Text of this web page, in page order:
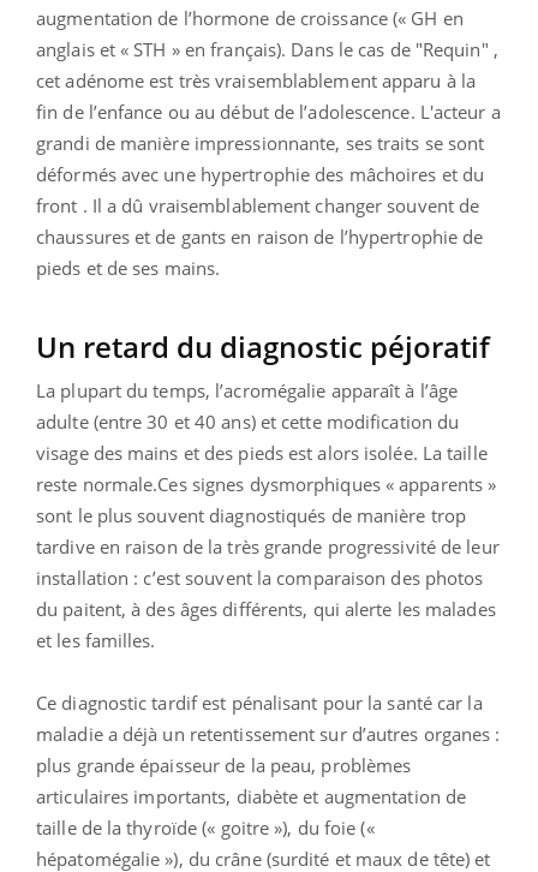
augmentation de l’hormone de croissance (« GH en
anglais et « STH » en français). Dans le cas de "Requin" ,
cet adénome est très vraisemblablement apparu à la
fin de l’enfance ou au début de l’adolescence. L'acteur a
grandi de manière impressionnante, ses traits se sont
déformés avec une hypertrophie des mâchoires et du
front . Il a dû vraisemblablement changer souvent de
chaussures et de gants en raison de l’hypertrophie de
pieds et de ses mains.
Un retard du diagnostic péjoratif
La plupart du temps, l’acromégalie apparaît à l’âge
adulte (entre 30 et 40 ans) et cette modification du
visage des mains et des pieds est alors isolée. La taille
reste normale.Ces signes dysmorphiques « apparents »
sont le plus souvent diagnostiqués de manière trop
tardive en raison de la très grande progressivité de leur
installation : c’est souvent la comparaison des photos
du paitent, à des âges différents, qui alerte les malades
et les familles.
Ce diagnostic tardif est pénalisant pour la santé car la
maladie a déjà un retentissement sur d’autres organes :
plus grande épaisseur de la peau, problèmes
articulaires importants, diabète et augmentation de
taille de la thyroïde (« goitre »), du foie («
hépatomégalie »), du crâne (surdité et maux de tête) et